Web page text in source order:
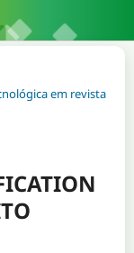
em revista